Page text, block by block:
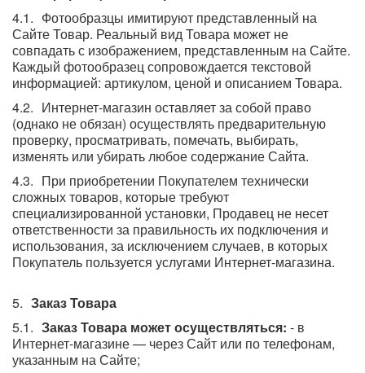
Фотообразцы имитируют представленный на
Сайте Товар. Реальный вид Товара может не
совпадать с изображением, представленным на Сайте.
Каждый фотообразец сопровождается текстовой
информацией: артикулом, ценой и описанием Товара.
Интернет-магазин оставляет за собой право
(однако не обязан) осуществлять предварительную
проверку, просматривать, помечать, выбирать,
изменять или убирать любое содержание Сайта.
При приобретении Покупателем технически
сложных товаров, которые требуют
специализированной установки, Продавец не несет
ответственности за правильность их подключения и
использования, за исключением случаев, в которых
Покупатель пользуется услугами Интернет-магазина.
Заказ Товара
Заказ Товара может осуществляться: - в
Интернет-магазине — через Сайт или по телефонам,
указанным на Сайте;